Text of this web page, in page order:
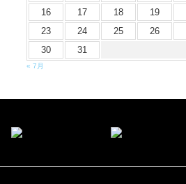
16
17 18 19
23
24 25 26
30
31
« 7月